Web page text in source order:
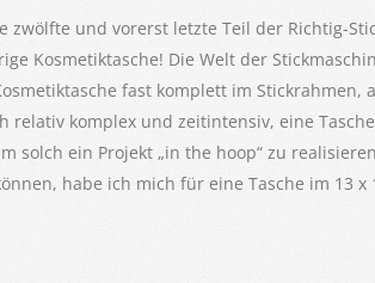
und vorerst letzte Teil der Richtig-
Kosmetiktasche! Die Welt der
fast komplett im Stickrahmen,
relativ komplex und zeitintensiv, eine
solch ein Projekt „in the hoop“ zu
habe ich mich für eine Tasche im 13 x